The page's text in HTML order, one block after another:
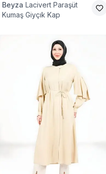
Beyza Lacivert Paraşüt
Kumaş Giyçık Kap